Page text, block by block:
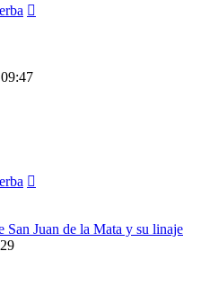
San Juan de la Mata y su linaje